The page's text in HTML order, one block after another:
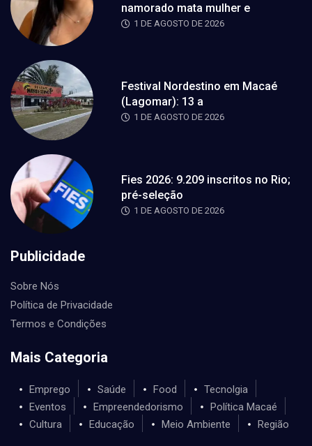
namorado mata mulher e
1 DE AGOSTO DE 2026
Festival Nordestino em Macaé
(Lagomar): 13 a
1 DE AGOSTO DE 2026
Fies 2026: 9.209 inscritos no Rio;
pré-seleção
1 DE AGOSTO DE 2026
Publicidade
Sobre Nós
Política de Privacidade
Termos e Condições
Mais Categoria
Emprego Saúde Food
Tecnolgia
Eventos
Empreendedorismo
Política Macaé
Cultura
Educação Meio Ambiente Região